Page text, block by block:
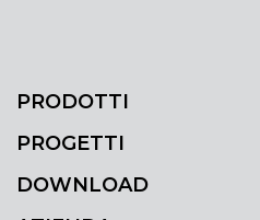
PRODOTTI
PROGETTI
DOWNLOAD